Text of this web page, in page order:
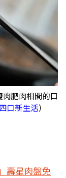
肥肉相間的口
口新生活）
壽星肉盤免